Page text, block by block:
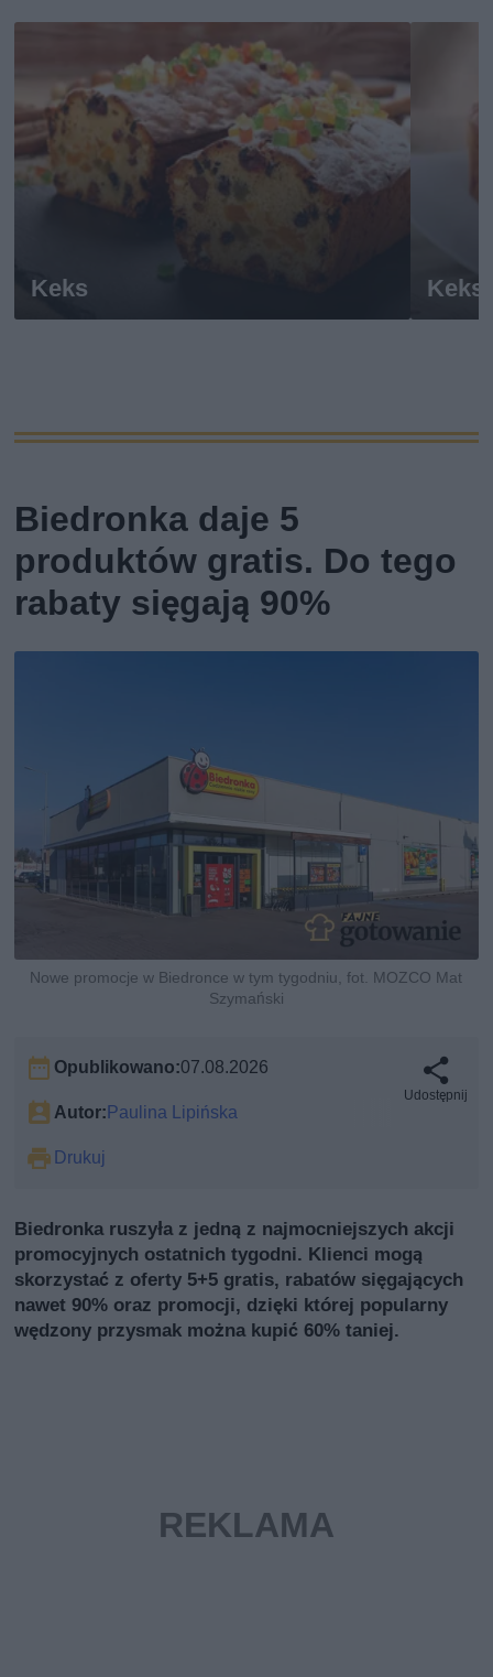
Keks Keks
Biedronka daje 5
produktów gratis. Do tego
rabaty sięgają 90%
Nowe promocje w Biedronce w tym tygodniu, fot. MOZCO Mat
Szymański
Opublikowano:07.08.2026
Autor: Paulina Lipińska
Drukuj
Udostępnij
Biedronka ruszyła z jedną z najmocniejszych akcji
promocyjnych ostatnich tygodni. Klienci mogą
skorzystać z oferty 5+5 gratis, rabatów sięgających
nawet 90% oraz promocji, dzięki której popularny
wędzony przysmak można kupić 60% taniej.